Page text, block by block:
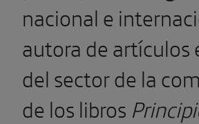
nacional e
autora de artículos
del sector de la
de los libros